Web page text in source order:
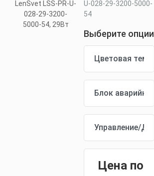
U-028-29-3200-5000-
54
Выберите опции
Цена по